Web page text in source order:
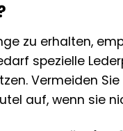
zu erhalten,
spezielle
Vermeiden
auf, wenn sie